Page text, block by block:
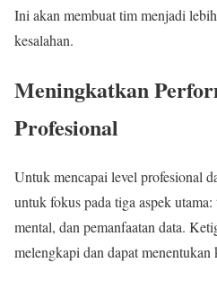
Ini akan membuat tim menjadi
kesalahan.
Meningkatkan
Profesional
Untuk mencapai level profesional
untuk fokus pada tiga aspek
mental, dan pemanfaatan data.
melengkapi dan dapat menentukan